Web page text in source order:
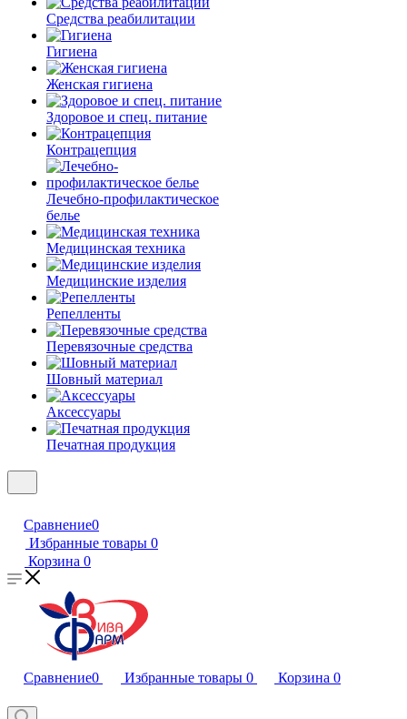
Средства реабилитации
Гигиена
Женская гигиена
Здоровое и спец. питание
Контрацепция
Лечебно-профилактическое
белье
Медицинская техника
Медицинские изделия
Репелленты
Перевязочные средства
Шовный материал
Аксессуары
Печатная продукция
Сравнение0
Избранные товары 0
Корзина 0
Сравнение0 Избранные товары 0 Корзина 0